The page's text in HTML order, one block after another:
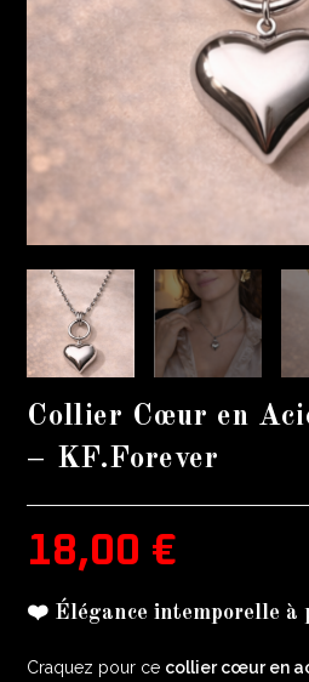
Collier Cœur en
– KF.Forever
18,00 €
❤️ Élégance intemporelle à
Craquez pour ce collier cœur en